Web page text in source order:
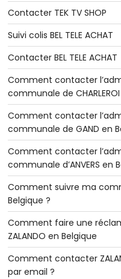
Contacter TEK TV SHOP
Suivi colis BEL TELE ACHAT
Contacter BEL TELE ACHAT
Comment contacter
communale de
Comment contacter
communale de GAND en
Comment contacter
communale d’ANVERS en
Comment suivre ma
Belgique ?
Comment faire une
ZALANDO en Belgique
Comment contacter
par email ?